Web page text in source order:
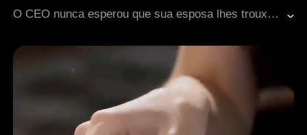
O CEO nunca esperou que sua esposa lhes trouxesse a alegria inesperada de trigêmeos.